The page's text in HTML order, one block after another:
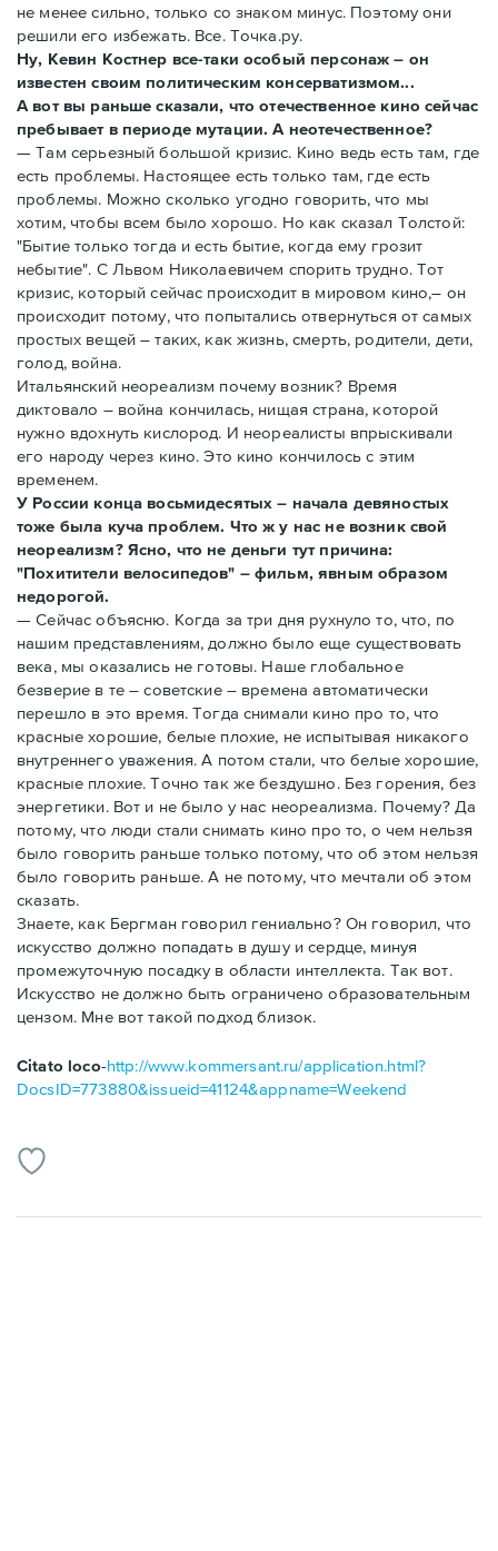
не менее сильно, только со знаком минус. Поэтому они
решили его избежать. Все. Точка.ру.
Ну, Кевин Костнер все-таки особый персонаж – он
известен своим политическим консерватизмом...
А вот вы раньше сказали, что отечественное кино сейчас
пребывает в периоде мутации. А неотечественное?
— Там серьезный большой кризис. Кино ведь есть там, где
есть проблемы. Настоящее есть только там, где есть
проблемы. Можно сколько угодно говорить, что мы
хотим, чтобы всем было хорошо. Но как сказал Толстой:
"Бытие только тогда и есть бытие, когда ему грозит
небытие". С Львом Николаевичем спорить трудно. Тот
кризис, который сейчас происходит в мировом кино,– он
происходит потому, что попытались отвернуться от самых
простых вещей – таких, как жизнь, смерть, родители, дети,
голод, война.
Итальянский неореализм почему возник? Время
диктовало – война кончилась, нищая страна, которой
нужно вдохнуть кислород. И неореалисты впрыскивали
его народу через кино. Это кино кончилось с этим
временем.
У России конца восьмидесятых – начала девяностых
тоже была куча проблем. Что ж у нас не возник свой
неореализм? Ясно, что не деньги тут причина:
"Похитители велосипедов" – фильм, явным образом
недорогой.
— Сейчас объясню. Когда за три дня рухнуло то, что, по
нашим представлениям, должно было еще существовать
века, мы оказались не готовы. Наше глобальное
безверие в те – советские – времена автоматически
перешло в это время. Тогда снимали кино про то, что
красные хорошие, белые плохие, не испытывая никакого
внутреннего уважения. А потом стали, что белые хорошие,
красные плохие. Точно так же бездушно. Без горения, без
энергетики. Вот и не было у нас неореализма. Почему? Да
потому, что люди стали снимать кино про то, о чем нельзя
было говорить раньше только потому, что об этом нельзя
было говорить раньше. А не потому, что мечтали об этом
сказать.
Знаете, как Бергман говорил гениально? Он говорил, что
искусство должно попадать в душу и сердце, минуя
промежуточную посадку в области интеллекта. Так вот.
Искусство не должно быть ограничено образовательным
цензом. Мне вот такой подход близок.
Citato loco-http://www.kommersant.ru/application.html?
DocsID=773880&issueid=41124&appname=Weekend